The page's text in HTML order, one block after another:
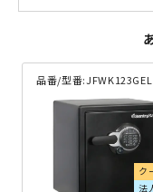
品番/型番:JFWK123GEL
ク
法